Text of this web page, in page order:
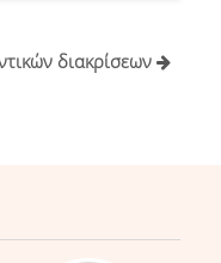
διακρίσεων